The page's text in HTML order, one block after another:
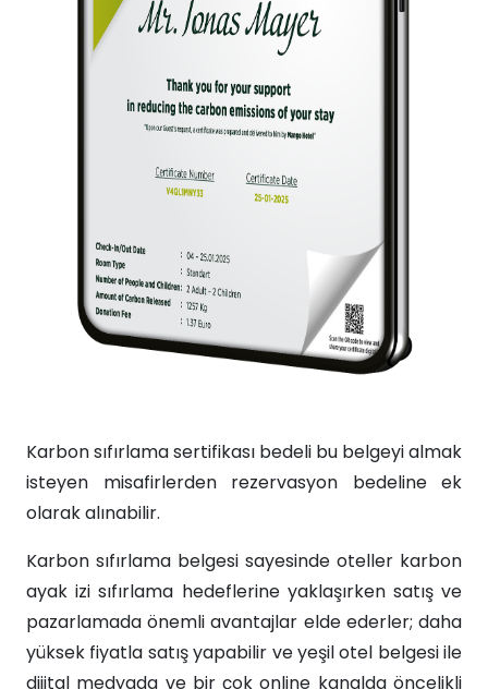
Karbon sıfırlama sertifikası bedeli bu belgeyi almak
isteyen misafirlerden rezervasyon bedeline ek
olarak alınabilir.
Karbon sıfırlama belgesi sayesinde oteller karbon
ayak izi sıfırlama hedeflerine yaklaşırken satış ve
pazarlamada önemli avantajlar elde ederler; daha
yüksek fiyatla satış yapabilir ve yeşil otel belgesi ile
dijital medyada ve bir çok online kanalda öncelikli